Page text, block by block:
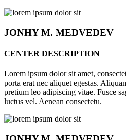
JONHYM. MEDVEDEV
CENTER DESCRIPTION
Lorem ipsum dolor sit amet,
porta erat nec aliquet egestas.
pretium leo adipiscing vitae. Fusce
luctus vel. Aenean consectetu.